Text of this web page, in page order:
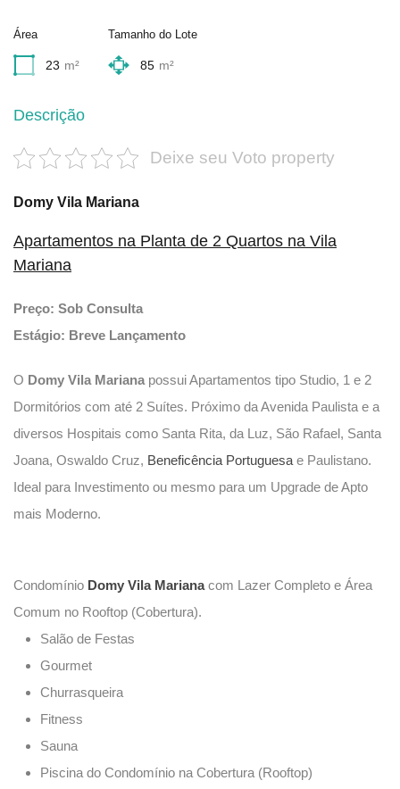
Área
23 m²
Tamanho do Lote
85 m²
Descrição
Deixe seu Voto property
Domy Vila Mariana
Apartamentos na Planta de 2 Quartos na Vila
Mariana
Preço: Sob Consulta
Estágio: Breve Lançamento
O Domy Vila Mariana possui Apartamentos tipo Studio, 1 e 2
Dormitórios com até 2 Suítes. Próximo da Avenida Paulista e a
diversos Hospitais como Santa Rita, da Luz, São Rafael, Santa
Joana, Oswaldo Cruz, Beneficência Portuguesa e Paulistano.
Ideal para Investimento ou mesmo para um Upgrade de Apto
mais Moderno.
Condomínio Domy Vila Marianacom Lazer Completo e Área
Comum no Rooftop (Cobertura).
Salão de Festas
Gourmet
Churrasqueira
Fitness
Sauna
Piscina do Condomínio na Cobertura (Rooftop)